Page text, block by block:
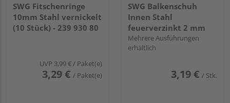
SWG Fitschenringe
10mm Stahl vernickelt
(10 Stück) - 239 930 80
UVP 3,99 €/ Paket(e)
3,29 € / Paket(e)
SWG Balkenschuh
Innen Stahl
feuerverzinkt 2 mm
Mehrere Ausführungen
erhältlich
3,19 € / Stk.